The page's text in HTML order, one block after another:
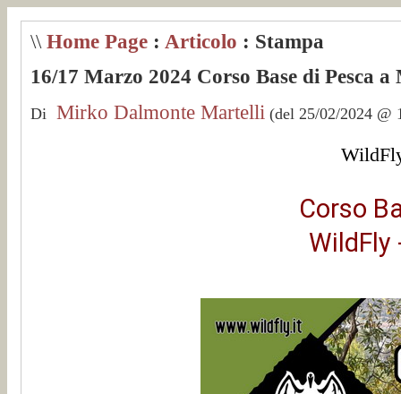
\\ Home Page : Articolo : Stampa
16/17 Marzo 2024 Corso Base di Pesca
Di Mirko Dalmonte Martelli (del 25/02/2024 @
Corso
WildFly